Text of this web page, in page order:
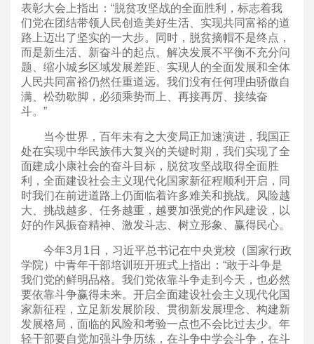
表彰大会上指出：“脱贫攻坚战的全面胜利，标志着我
们党在团结带领人民创造美好生活、实现共同富裕的道
路上迈出了坚实的一大步。同时，脱贫摘帽不是终点，
而是新生活、新奋斗的起点。解决发展不平衡不充分问
题、缩小城乡区域发展差距、实现人的全面发展和全体
人民共同富裕仍然任重道远。我们没有任何理由骄傲自
满、松劲歇脚，必须乘势而上、再接再厉、接续奋
斗。”
当今世界，百年未有之大变局正加速演进，我国正
处在实现中华民族伟大复兴的关键时期，我们实现了全
面建成小康社会的奋斗目标，脱贫攻坚战取得全面胜
利，全面建设社会主义现代化国家新征程顺利开启，同
时我们在前进道路上仍面临着许多难关和挑战。风险越
大、挑战越多、任务越重，越要加强党的作风建设，以
好的作风振奋精神、激发斗志、树立形象、赢得民心。
今年3月1日，习近平总书记在中央党校（国家行政
学院）中青年干部培训班开班式上指出：“敢于斗争是
我们党的鲜明品格。我们党依靠斗争走到今天，也必然
要依靠斗争赢得未来。开启全面建设社会主义现代化国
家新征程，立足新发展阶段、贯彻新发展理念、构建新
发展格局，面临的风险和考验一点也不会比过去少。年
轻干部要自觉加强斗争历练，在斗争中学会斗争，在斗